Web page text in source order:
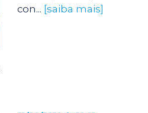
con... [saiba mais]